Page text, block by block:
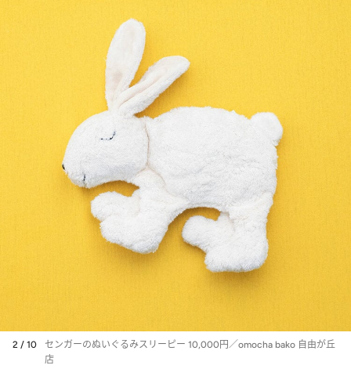
2 / 10
センガーのぬいぐるみスリーピー 10,000円／omocha bako 自由が丘
店